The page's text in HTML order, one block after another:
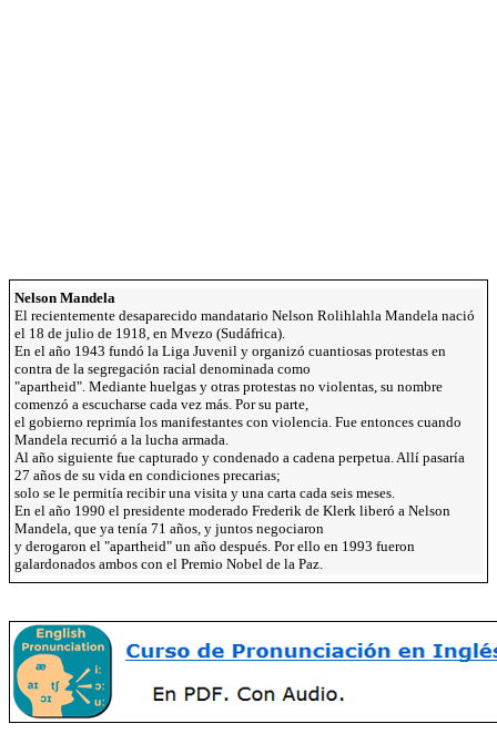
Nelson Mandela
El recientemente desaparecido mandatario Nelson Rolihlahla Mandela nació
el 18 de julio de 1918, en Mvezo (Sudáfrica).
En el año 1943 fundó la Liga Juvenil y organizó cuantiosas protestas en
contra de la segregación racial denominada como
"apartheid". Mediante huelgas y otras protestas no violentas, su nombre
comenzó a escucharse cada vez más. Por su parte,
el gobierno reprimía los manifestantes con violencia. Fue entonces cuando
Mandela recurrió a la lucha armada.
Al año siguiente fue capturado y condenado a cadena perpetua. Allí pasaría
27 años de su vida en condiciones precarias;
solo se le permitía recibir una visita y una carta cada seis meses.
En el año 1990 el presidente moderado Frederik de Klerk liberó a Nelson
Mandela, que ya tenía 71 años, y juntos negociaron
y derogaron el "apartheid" un año después. Por ello en 1993 fueron
galardonados ambos con el Premio Nobel de la Paz.